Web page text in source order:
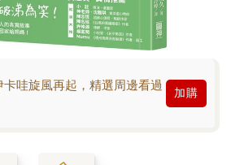
哇旋風再起，精選周邊看過
加購